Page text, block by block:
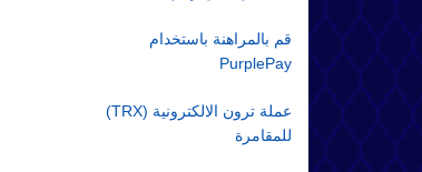
قم بالمراهنة باستخدام
PurplePay
عملة ترون الالكترونية (TRX)
للمقامرة